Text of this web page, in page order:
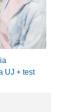
UJ + test